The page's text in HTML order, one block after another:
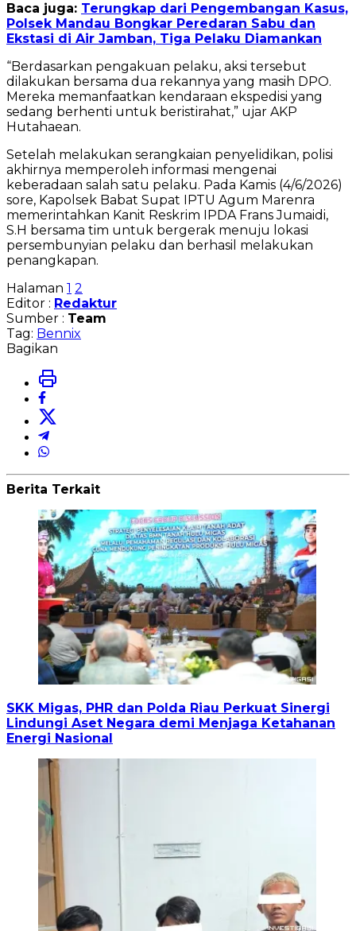
Baca juga: Terungkap dari Pengembangan Kasus,
Polsek Mandau Bongkar Peredaran Sabu dan
Ekstasi di Air Jamban, Tiga Pelaku Diamankan
“Berdasarkan pengakuan pelaku, aksi tersebut
dilakukan bersama dua rekannya yang masih DPO.
Mereka memanfaatkan kendaraan ekspedisi yang
sedang berhenti untuk beristirahat,” ujar AKP
Hutahaean.
Setelah melakukan serangkaian penyelidikan, polisi
akhirnya memperoleh informasi mengenai
keberadaan salah satu pelaku. Pada Kamis (4/6/2026)
sore, Kapolsek Babat Supat IPTU Agum Marenra
memerintahkan Kanit Reskrim IPDA Frans Jumaidi,
S.H bersama tim untuk bergerak menuju lokasi
persembunyian pelaku dan berhasil melakukan
penangkapan.
Halaman 1 2
Editor : Redaktur
Sumber : Team
Tag: Bennix
Bagikan
Berita Terkait
SKK Migas, PHR dan Polda Riau Perkuat Sinergi
Lindungi Aset Negara demi Menjaga Ketahanan
Energi Nasional